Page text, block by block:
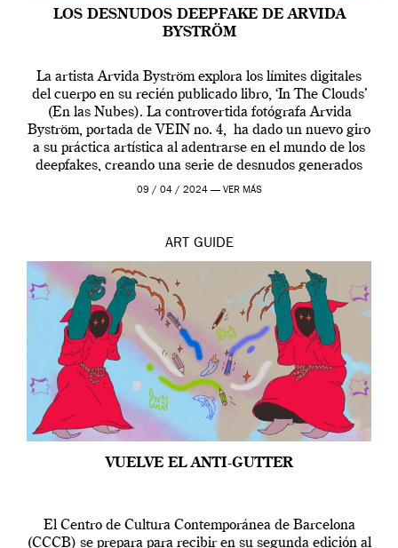
LOS DESNUDOS DEEPFAKE DE ARVIDA
BYSTRÖM
La artista Arvida Byström explora los límites digitales
del cuerpo en su recién publicado libro, ‘In The Clouds’
(En las Nubes). La controvertida fotógrafa Arvida
Byström, portada de VEIN no. 4, ha dado un nuevo giro
a su práctica artística al adentrarse en el mundo de los
deepfakes, creando una serie de desnudos generados
por […]
09 / 04 / 2024 — VER MÁS
ART GUIDE
VUELVE EL ANTI-GUTTER
El Centro de Cultura Contemporánea de Barcelona
(CCCB) se prepara para recibir en su segunda edición al